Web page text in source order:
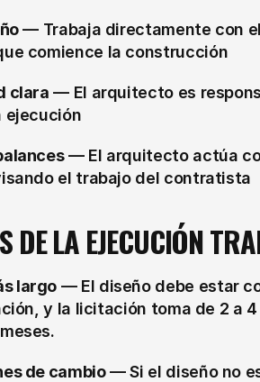
— Trabaja directamente con
comience la construcción
clara — El arquitecto es
ejecución
— El arquitecto actúa
el trabajo del contratista
DE LA EJECUCIÓN
largo — El diseño debe estar
y la licitación toma de 2 a
de cambio — Si el diseño no